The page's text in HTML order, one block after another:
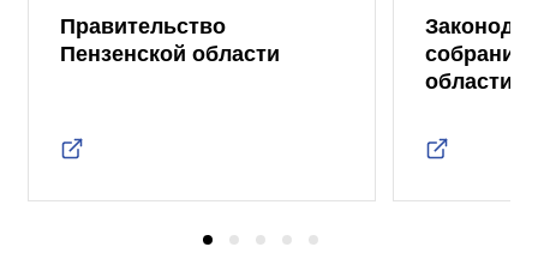
Правительство
Пензенской области
собрание
области